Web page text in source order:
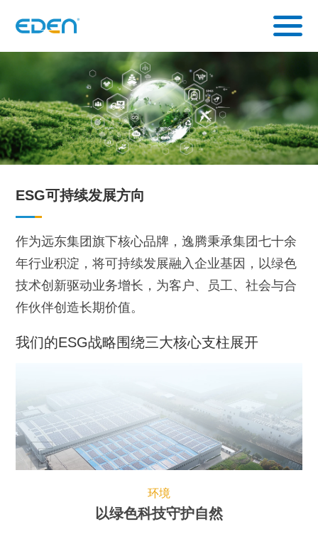
ESG可持续发展方向
作为远东集团旗下核心品牌，逸腾秉承集团七十余
年行业积淀，将可持续发展融入企业基因，以绿色
技术创新驱动业务增长，为客户、员工、社会与合
作伙伴创造长期价值。
我们的ESG战略围绕三大核心支柱展开
环境
以绿色科技守护自然